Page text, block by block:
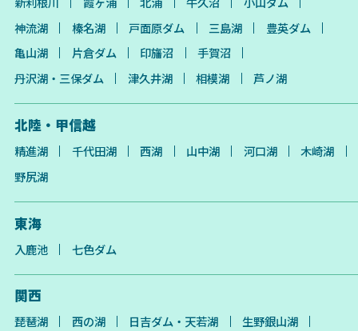
神流湖
榛名湖 戸面原ダム 三島湖
豊英ダム
亀山湖
片倉ダム 印旛沼
手賀沼
丹沢湖・三保ダム
津久井湖 相模湖 芦ノ湖
北陸・甲信越
精進湖 千代田湖 西湖 山中湖 河口湖
木崎湖
野尻湖
東海
入鹿池 七色ダム
関西
琵琶湖 西の湖 日吉ダム・天若湖
生野銀山湖